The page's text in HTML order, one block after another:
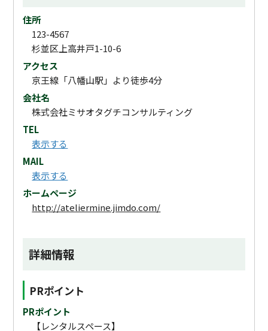
住所
123-4567
杉並区上高井戸1-10-6
アクセス
京王線「八幡山駅」より徒歩4分
会社名
株式会社ミサオタグチコンサルティング
TEL
表示する
MAIL
表示する
ホームページ
http://ateliermine.jimdo.com/
詳細情報
PRポイント
PRポイント
【レンタルスペース】